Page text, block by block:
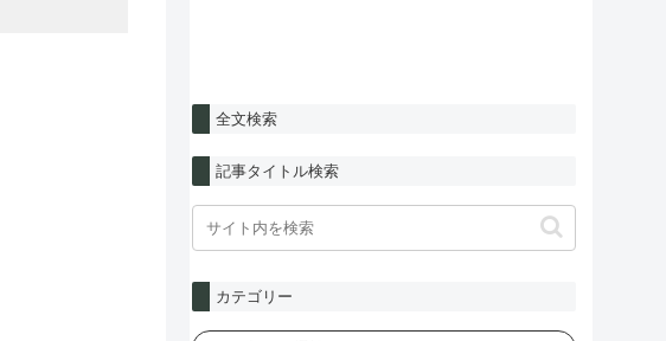
全文検索
記事タイトル検索
カテゴリー